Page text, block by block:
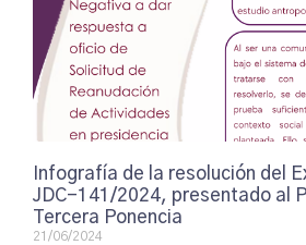
Infografía de la resolución del
JDC-141/2024, presentado al
Tercera Ponencia
21/06/2024